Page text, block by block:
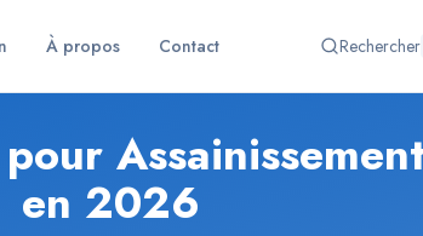
À propos Contact Rechercher
en 2026